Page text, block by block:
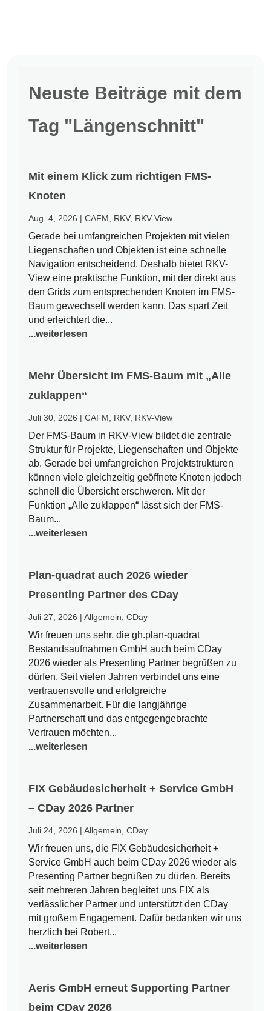
Neuste Beiträge mit dem
Tag "Längenschnitt"
Mit einem Klick zum richtigen FMS-
Knoten
Aug. 4, 2026 |CAFM RKV, RKV-View
Gerade bei umfangreichen Projekten mit vielen
Liegenschaften und Objekten ist eine schnelle
Navigation entscheidend. Deshalb bietet RKV-
View eine praktische Funktion, mit der direkt aus
den Grids zum entsprechenden Knoten im FMS-
Baum gewechselt werden kann. Das spart Zeit
und erleichtert die...
...weiterlesen
Mehr Übersicht im FMS-Baum mit „Alle
zuklappen“
Juli 30, 2026 |CAFM RKV, RKV-View
Der FMS-Baum in RKV-View bildet die zentrale
Struktur für Projekte, Liegenschaften und Objekte
ab. Gerade bei umfangreichen Projektstrukturen
können viele gleichzeitig geöffnete Knoten jedoch
schnell die Übersicht erschweren. Mit der
Funktion „Alle zuklappen“ lässt sich der FMS-
Baum...
...weiterlesen
Plan-quadrat auch 2026 wieder
Presenting Partner des CDay
Juli 27, 2026 |Allgemein ,CDay
Wir freuen uns sehr, die gh.plan-quadrat
Bestandsaufnahmen GmbH auch beim CDay
2026 wieder als Presenting Partner begrüßen zu
dürfen. Seit vielen Jahren verbindet uns eine
vertrauensvolle und erfolgreiche
Zusammenarbeit. Für die langjährige
Partnerschaft und das entgegengebrachte
Vertrauen möchten...
...weiterlesen
FIX Gebäudesicherheit + Service GmbH
– CDay 2026 Partner
Juli 24, 2026 |Allgemein ,CDay
Wir freuen uns, die FIX Gebäudesicherheit +
Service GmbH auch beim CDay 2026 wieder als
Presenting Partner begrüßen zu dürfen. Bereits
seit mehreren Jahren begleitet uns FIX als
verlässlicher Partner und unterstützt den CDay
mit großem Engagement. Dafür bedanken wir uns
herzlich bei Robert...
...weiterlesen
Aeris GmbH erneut Supporting Partner
beim CDay 2026